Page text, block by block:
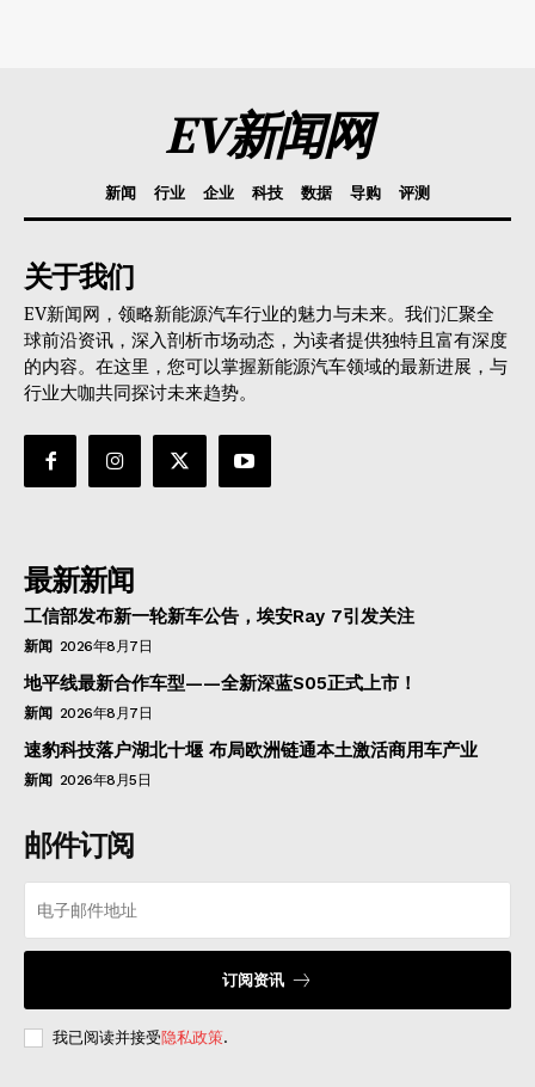
EV新闻网
新闻 行业 企业 科技 数据 导购 评测
关于我们
EV新闻网，领略新能源汽车行业的魅力与未来。我们汇聚全
球前沿资讯，深入剖析市场动态，为读者提供独特且富有深度
的内容。在这里，您可以掌握新能源汽车领域的最新进展，与
行业大咖共同探讨未来趋势。
最新新闻
工信部发布新一轮新车公告，埃安Ray 7引发关注
新闻 2026年8月7日
地平线最新合作车型——全新深蓝S05正式上市！
新闻 2026年8月7日
速豹科技落户湖北十堰 布局欧洲链通本土激活商用车产业
新闻 2026年8月5日
邮件订阅
订阅资讯
我已阅读并接受隐私政策.